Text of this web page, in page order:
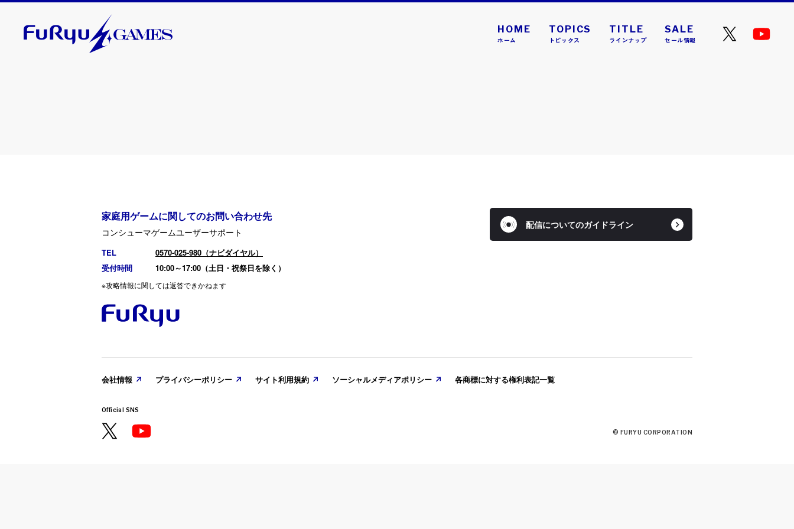
HOME
ホーム
TOPICS
トピックス
TITLE
ラインナップ
SALE
セール情報
2025. 11. 13
『ベイブレードエックス エボバトル』本日発売！
Nintendo Switch™/Steam®用ソフト『ベイブレードエックス エボバトル』が本日発売となりまし
た。
『ヴァレット／VARLET』本日発売！
配信についてのガイドライン
家庭用ゲームに関してのお問い合わせ先
コンシューマゲームユーザーサポート
TEL
0570-025-980（ナビダイヤル）
受付時間
10:00～17:00（土日・祝祭日を除く）
※攻略情報に関しては返答できかねます
会社情報 プライバシーポリシー サイト利用規約 ソーシャルメディアポリシー 各商標に対する権利表記一覧
Official SNS
© FURYU CORPORATION